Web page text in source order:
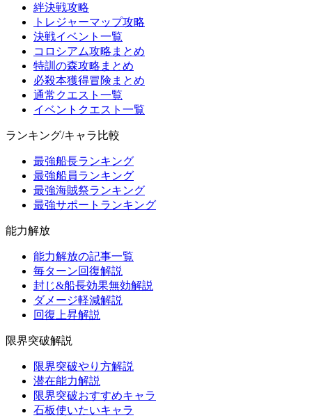
絆決戦攻略
トレジャーマップ攻略
決戦イベント一覧
コロシアム攻略まとめ
特訓の森攻略まとめ
必殺本獲得冒険まとめ
通常クエスト一覧
イベントクエスト一覧
ランキング/キャラ比較
最強船長ランキング
最強船員ランキング
最強海賊祭ランキング
最強サポートランキング
能力解放
能力解放の記事一覧
毎ターン回復解説
封じ&船長効果無効解説
ダメージ軽減解説
回復上昇解説
限界突破解説
限界突破やり方解説
潜在能力解説
限界突破おすすめキャラ
石板使いたいキャラ